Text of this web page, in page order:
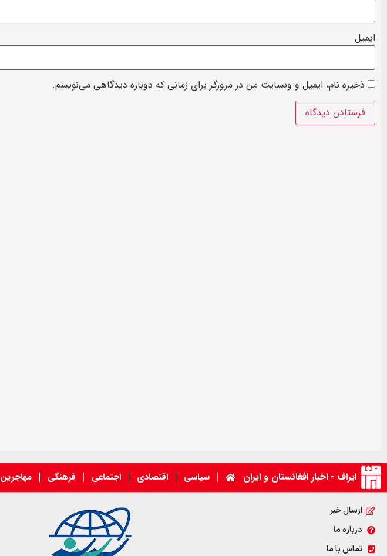
ایمیل
ذخیره نام، ایمیل و وبسایت من در مرورگر برای زمانی که دوباره دیدگاهی می‌نویسم.
ایراف - اخبار افغانستان و ایران سیاسی اقتصادی اجتماعی فرهنگی مهاجرین
ارسال خبر
درباره ما
تماس با ما